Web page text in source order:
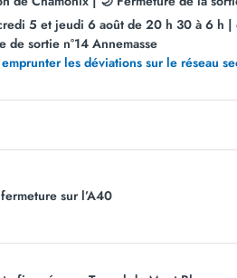
5 et jeudi 6 août de 20 h 30 à 6 h |
de sortie n°14 Annemasse
les déviations sur le réseau
sur l’A40
Abonnez-vous
newsletter